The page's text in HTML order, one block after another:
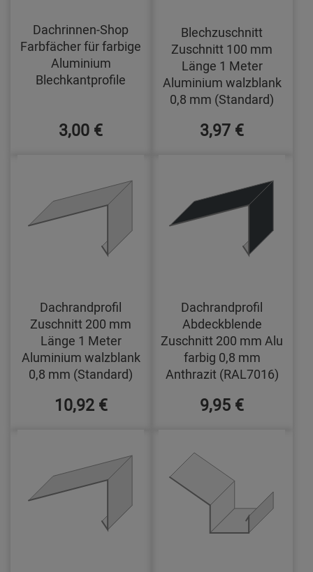
Dachrinnen-Shop
Farbfächer für farbige
Aluminium
Blechkantprofile
3,00 €
Blechzuschnitt
Zuschnitt 100 mm
Länge 1 Meter
Aluminium walzblank
0,8 mm (Standard)
3,97 €
Dachrandprofil
Zuschnitt 200 mm
Länge 1 Meter
Aluminium walzblank
0,8 mm (Standard)
10,92 €
Dachrandprofil
Abdeckblende
Zuschnitt 200 mm Alu
farbig 0,8 mm
Anthrazit (RAL7016)
9,95 €